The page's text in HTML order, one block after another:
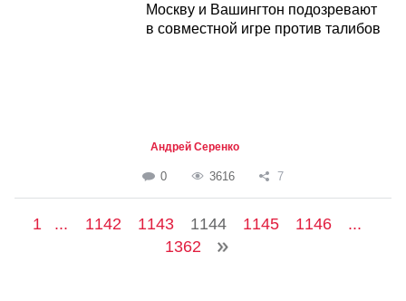
Москву и Вашингтон подозревают
в совместной игре против талибов
Андрей Серенко
0 3616 7
1 ... 1142 1143 1144 1145 1146
...
1362